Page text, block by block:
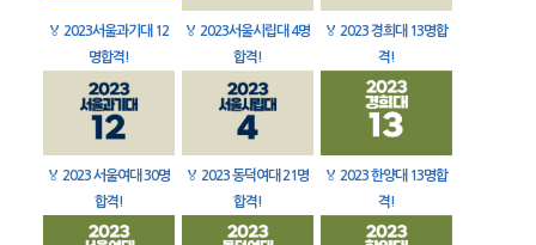
🏅 2023서울과기대 12
명합격!
🏅 2023서울시립대 4명
합격!
🏅 2023 경희대 13명합
격!
🏅 2023 서울여대 30명
합격!
🏅 2023 동덕여대 21명
합격!
🏅 2023 한양대 13명합
격!